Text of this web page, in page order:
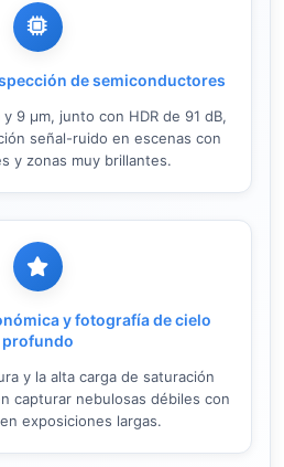
de semiconductores
9 µm, junto con HDR de 91 dB,
señal-ruido en escenas con
y zonas muy brillantes.
y fotografía de cielo
profundo
y la alta carga de saturación
capturar nebulosas débiles con
exposiciones largas.